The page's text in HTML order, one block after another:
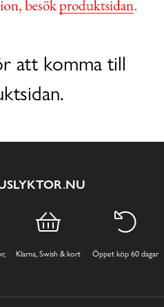
att komma till
Klarna, Swish & kort Öppet köp 60 dagar